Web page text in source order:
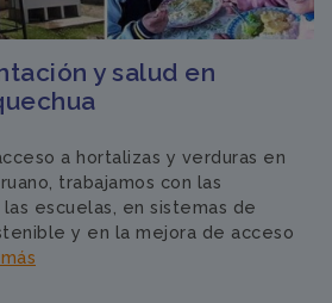
y salud en
a hortalizas y verduras en
trabajamos con las
escuelas, en sistemas de
y en la mejora de acceso